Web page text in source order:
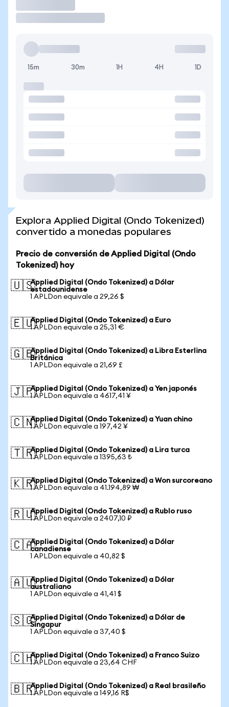
15m 30m 1H 4H 1D
Explora Applied Digital (Ondo Tokenized)
convertido a monedas populares
Precio de conversión de Applied Digital (Ondo
Tokenized) hoy
🇺🇸Applied Digital (Ondo Tokenized) a Dólar
estadounidense
1 APLDon equivale a 29,26 $
🇪🇺Applied Digital (Ondo Tokenized) a Euro
1 APLDon equivale a 25,31 €
🇬🇧Applied Digital (Ondo Tokenized) a Libra Esterlina
Británica
1 APLDon equivale a 21,69 £
🇯🇵Applied Digital (Ondo Tokenized) a Yen japonés
1 APLDon equivale a 4617,41 ¥
🇨🇳Applied Digital (Ondo Tokenized) a Yuan chino
1 APLDon equivale a 197,42 ¥
🇹🇷Applied Digital (Ondo Tokenized) a Lira turca
1 APLDon equivale a 1395,63 ₺
🇰🇷Applied Digital (Ondo Tokenized) a Won surcoreano
1 APLDon equivale a 41.194,89 ₩
🇷🇺Applied Digital (Ondo Tokenized) a Rublo ruso
1 APLDon equivale a 2407,10 ₽
🇨🇦Applied Digital (Ondo Tokenized) a Dólar
canadiense
1 APLDon equivale a 40,82 $
🇦🇺Applied Digital (Ondo Tokenized) a Dólar
australiano
1 APLDon equivale a 41,41 $
🇸🇬Applied Digital (Ondo Tokenized) a Dólar de
Singapur
1 APLDon equivale a 37,40 $
🇨🇭Applied Digital (Ondo Tokenized) a Franco Suizo
1 APLDon equivale a 23,64 CHF
🇧🇷Applied Digital (Ondo Tokenized) a Real brasileño
1 APLDon equivale a 149,16 R$